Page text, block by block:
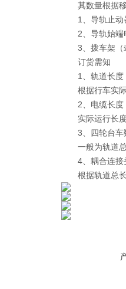
其数量根据移
1、导轨止动
2、导轨始端
3、拨车架（
订货需知
1、轨道长度
根据行车实际
2、电缆长度
实际运行长度+
3、四轮台车
一般为轨道总
4、耦合连接
根据轨道总长